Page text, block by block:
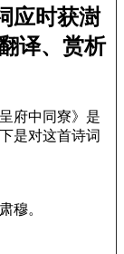
应时获澍
译、赏析
府中同寮》是
是对这首诗词
穆。